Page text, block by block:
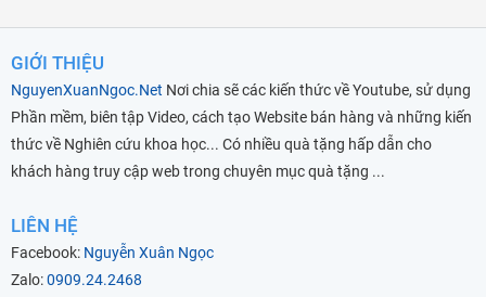
GIỚI THIỆU
NguyenXuanNgoc.Net Nơi chia sẽ các kiến thức về Youtube, sử dụng
Phần mềm, biên tập Video, cách tạo Website bán hàng và những kiến
thức về Nghiên cứu khoa học... Có nhiều quà tặng hấp dẫn cho
khách hàng truy cập web trong chuyên mục quà tặng ...
LIÊN HỆ
Facebook: Nguyễn Xuân Ngọc
Zalo:0909.24.2468